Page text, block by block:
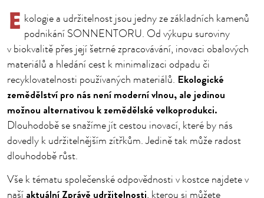
E kologie a udržitelnost jsou jedny ze základních kamenů
podnikání SONNENTORU. Od výkupu suroviny
v biokvalitě přes její šetrné zpracovávání, inovaci obalových
materiálů a hledání cest k minimalizaci odpadu či
recyklovatelnosti používaných materiálů. Ekologické
zemědělství pro nás není moderní vlnou, ale jedinou
možnou alternativou k zemědělské velkoprodukci.
Dlouhodobě se snažíme jít cestou inovací, které by nás
dovedly k udržitelnějším zítřkům. Jedině tak může radost
dlouhodobě růst.
Vše k tématu společenské odpovědnosti v kostce najdete v
naší aktuální Zprávě udržitelnosti, kterou si můžete